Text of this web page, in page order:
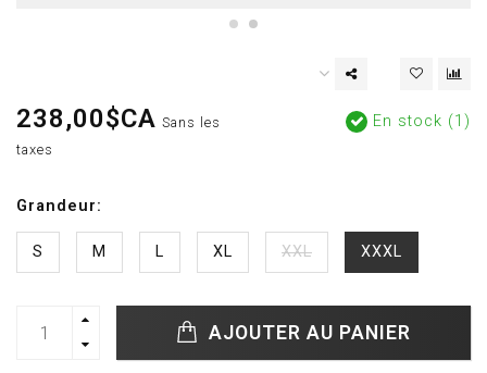
238,00$CA Sans les
taxes
En stock (1)
Grandeur:
S M L XL XXL XXXL
AJOUTER AU PANIER